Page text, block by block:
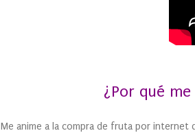
¿Por qué
Me anime a la compra de fruta por internet